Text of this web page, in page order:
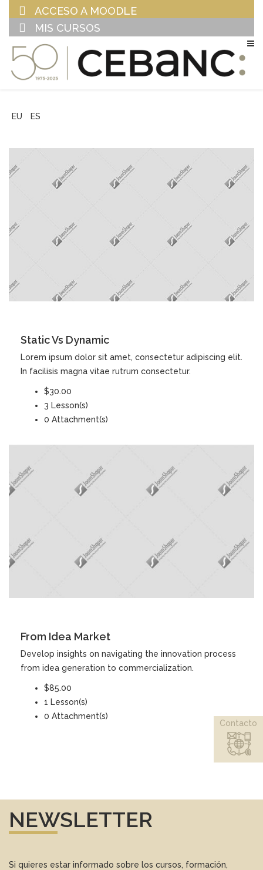
ACCESO A MOODLE
MIS CURSOS
EU ES
Static Vs Dynamic
Lorem ipsum dolor sit amet, consectetur adipiscing elit.
In facilisis magna vitae rutrum consectetur.
$30.00
3 Lesson(s)
0 Attachment(s)
From Idea Market
Develop insights on navigating the innovation process
from idea generation to commercialization.
$85.00
1 Lesson(s)
0 Attachment(s)
NEWSLETTER
Si quieres estar informado sobre los cursos, formación,
Contacto